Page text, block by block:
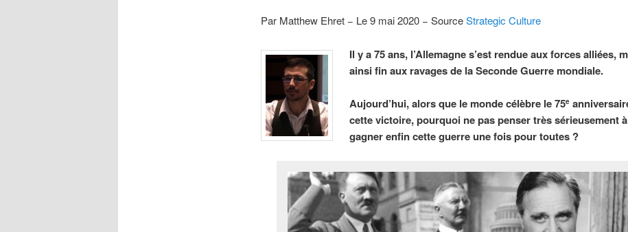
Par Matthew Ehret − Le 9 mai 2020 − SourceStrategic Culture
Il y a 75 ans, l’Allemagne s’est rendue aux forces alliées,
ainsi fin aux ravages de la Seconde Guerre mondiale.
Aujourd’hui, alors que le monde célèbre le 75e
cette victoire, pourquoi ne pas penser très sérieusement à
gagner enfin cette guerre une fois pour toutes ?